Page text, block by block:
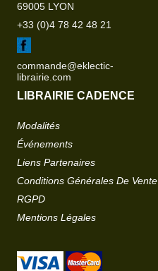
69005 LYON
+33 (0)4 78 42 48 21
commande@eklectic-
librairie.com
LIBRAIRIE CADENCE
Modalités
Événements
Liens Partenaires
Conditions Générales De Vente
RGPD
Mentions Légales